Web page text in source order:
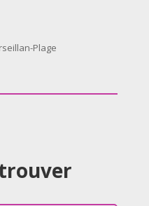
Plage